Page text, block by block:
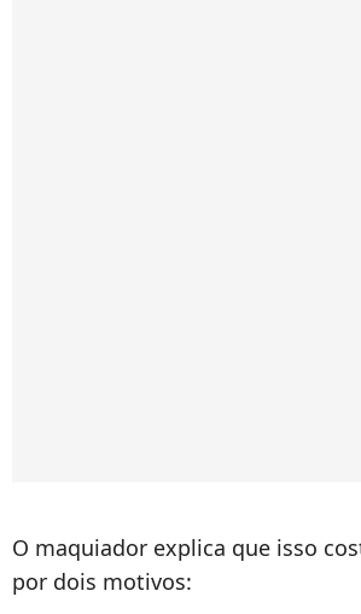
O maquiador explica que isso
por dois motivos: